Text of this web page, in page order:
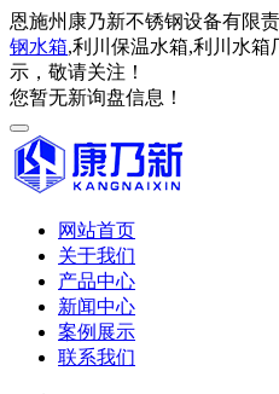
恩施州康乃新不锈钢设备有限
钢水箱,利川保温水箱,利川水
示，敬请关注！
您暂无新询盘信息！
网站首页
关于我们
产品中心
新闻中心
案例展示
联系我们